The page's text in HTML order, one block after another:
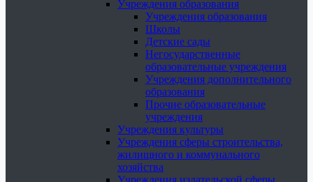
Учреждения образования
Учреждения образования
Школы
Детские сады
Негосударственные
образовательные учреждения
Учреждения дополнительного
образования
Прочие образовательные
учреждения
Учреждения культуры
Учреждения сферы строительства,
жилищного и коммунального
хозяйства
Учреждения издательской сферы